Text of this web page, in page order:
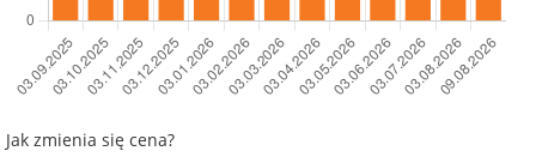
Jak zmienia się cena?